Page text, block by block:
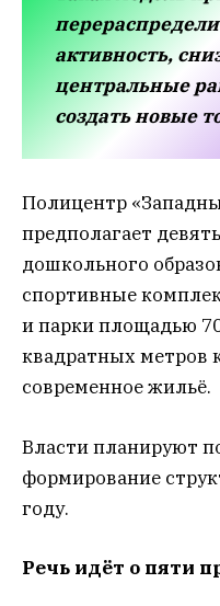
активность,
центральные
создать новые
Полицентр
предполагает
дошкольного
спортивные
и парки площадью
квадратных метров
современное жильё.
Власти планируют
формирование
году.
Речь идёт о пяти